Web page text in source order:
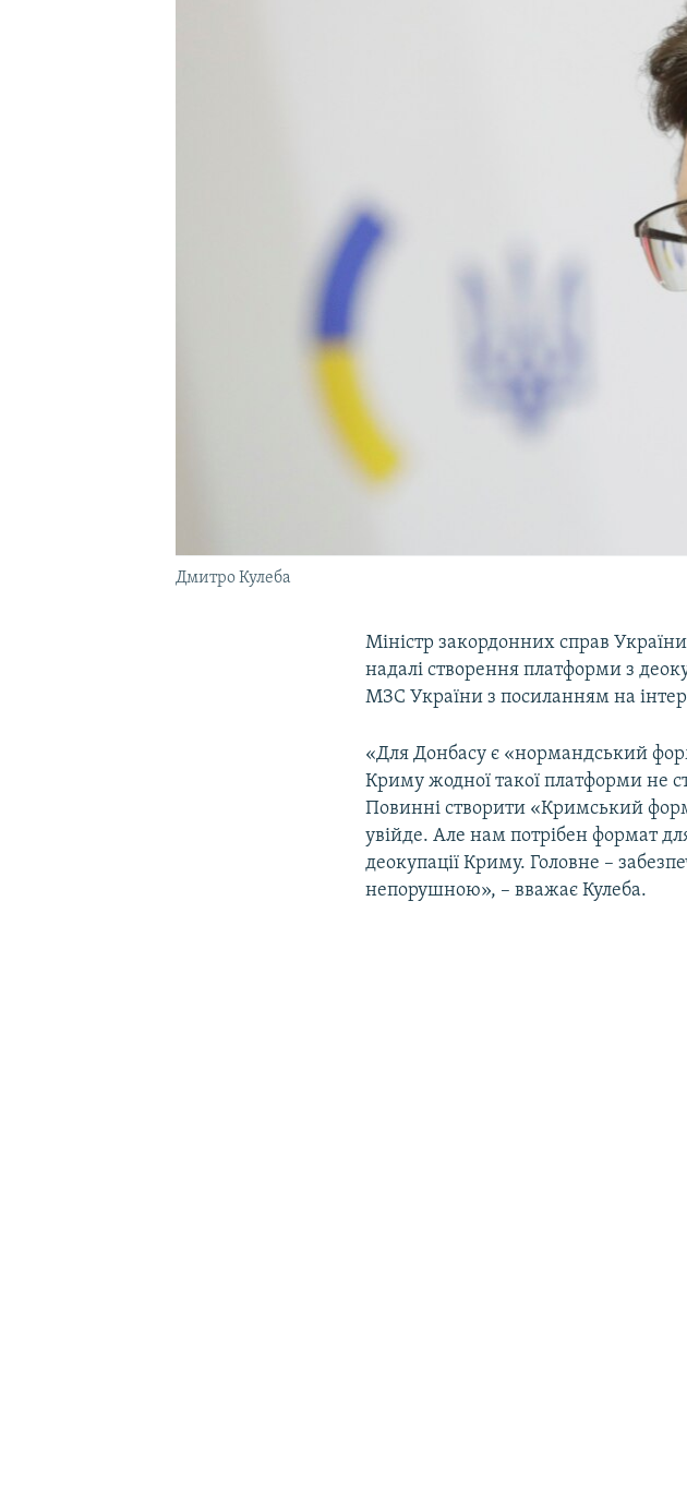
Дмитро Кулеба
Міністр закордонних справ
надалі створення платформи з
МЗС України з посиланням на
«Для Донбасу є «нормандський
Криму жодної такої платформи не
Повинні створити «Кримський
увійде. Але нам потрібен формат
деокупації Криму. Головне –
непорушною», – вважає Кулеба.